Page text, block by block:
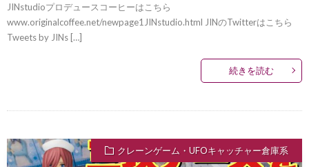
JINstudioプロデュースコーヒーはこちら
www.originalcoffee.net/newpage1JINstudio.html JINのTwitterはこちら
Tweets by JINs […]
続きを読む
クレーンゲーム・UFOキャッチャー倉庫系